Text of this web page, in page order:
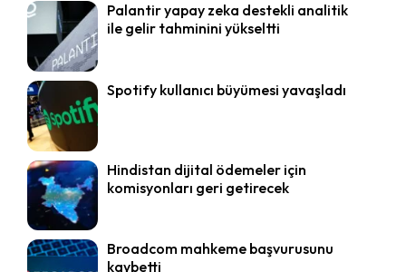
Palantir yapay zeka destekli analitik
ile gelir tahminini yükseltti
Spotify kullanıcı büyümesi yavaşladı
Hindistan dijital ödemeler için
komisyonları geri getirecek
Broadcom mahkeme başvurusunu
kaybetti